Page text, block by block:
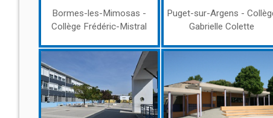
Bormes-les-Mimosas -
Collège Frédéric-Mistral
Puget-sur-Argens -
Gabrielle Colette